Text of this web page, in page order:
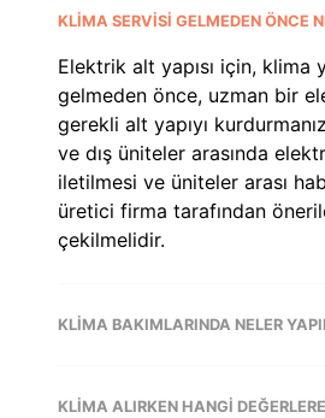
KLIMA SERVISI GELMEDEN ÖNCE
Elektrik alt yapısı için, klima
gelmeden önce, uzman bir
gerekli alt yapıyı
ve dış üniteler arasında
iletilmesi ve üniteler arası
üretici firma tarafından
çekilmelidir.
KLIMA BAKIMLARINDA NELER
KLIMA ALIRKEN HANGI